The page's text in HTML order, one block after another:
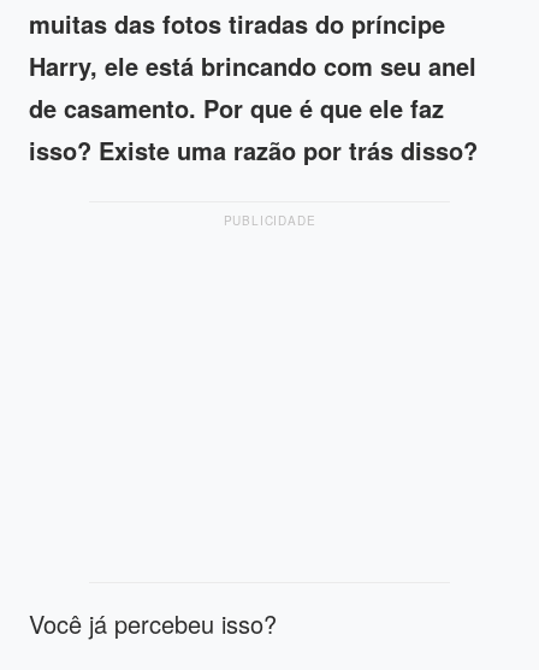
muitas das fotos tiradas do príncipe
Harry, ele está brincando com seu anel
de casamento. Por que é que ele faz
isso? Existe uma razão por trás disso?
PUBLICIDADE
Você já percebeu isso?